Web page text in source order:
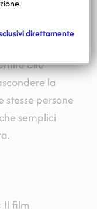
alle
la
persone
semplici
Il film
direttamente